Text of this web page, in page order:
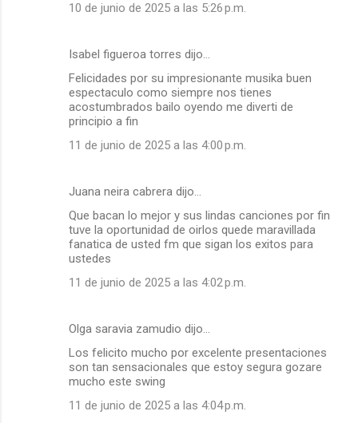
10 de junio de 2025 a las 5:26 p.m.
Isabel figueroa torres dijo…
Felicidades por su impresionante musika buen
espectaculo como siempre nos tienes
acostumbrados bailo oyendo me diverti de
principio a fin
11 de junio de 2025 a las 4:00 p.m.
Juana neira cabrera dijo…
Que bacan lo mejor y sus lindas canciones por fin
tuve la oportunidad de oirlos quede maravillada
fanatica de usted fm que sigan los exitos para
ustedes
11 de junio de 2025 a las 4:02 p.m.
Olga saravia zamudio dijo…
Los felicito mucho por excelente presentaciones
son tan sensacionales que estoy segura gozare
mucho este swing
11 de junio de 2025 a las 4:04 p.m.